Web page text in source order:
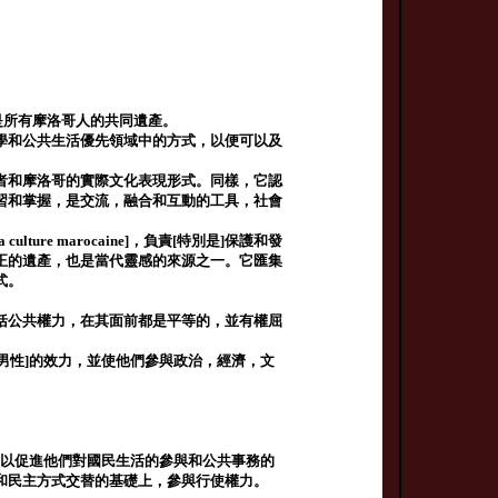
有摩洛哥人的共同遺產。
公共生活優先領域中的方式，以便可以及
摩洛哥的實際文化表現形式。同樣，它認
掌握，是交流，融合和互動的工具，社會
culture marocaine]，負責[特別是]保護和發
遺產，也是當代靈感的來源之一。它匯集
共權力，在其面前都是平等的，並有權屈
性]的效力，並使他們參與政治，經濟，文
促進他們對國民生活的參與和公共事務的
主方式交替的基礎上，參與行使權力。